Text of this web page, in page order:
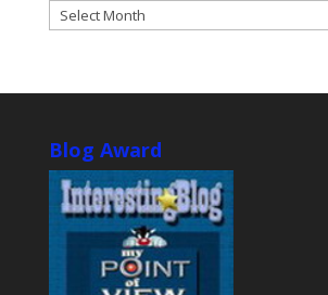
ARCHIVES
Blog Award